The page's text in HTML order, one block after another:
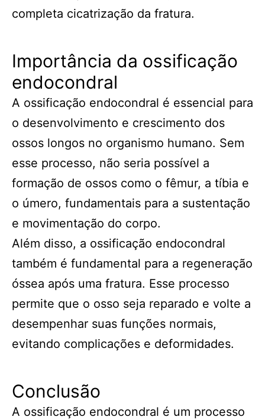
completa cicatrização da fratura.
Importância da ossificação
endocondral
A ossificação endocondral é essencial para
o desenvolvimento e crescimento dos
ossos longos no organismo humano. Sem
esse processo, não seria possível a
formação de ossos como o fêmur, a tíbia e
o úmero, fundamentais para a sustentação
e movimentação do corpo.
Além disso, a ossificação endocondral
também é fundamental para a regeneração
óssea após uma fratura. Esse processo
permite que o osso seja reparado e volte a
desempenhar suas funções normais,
evitando complicações e deformidades.
Conclusão
A ossificação endocondral é um processo